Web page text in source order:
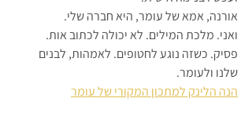
אורנה, אמא של עומר, היא חברה שלי.
ואני. מלכת המילים. לא יכולה לכתוב אות.
פסיק. כשזה נוגע לחטופים. לאמהות, לבנים
שלנו ולעומר.
הנה הלינק למתכון המקורי של עומר